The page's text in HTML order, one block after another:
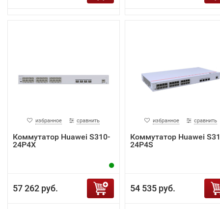
избранное сравнить
Коммутатор Huawei S310-
24P4X
57 262 руб.
избранное сравнить
Коммутатор Huawei
24P4S
54 535 руб.